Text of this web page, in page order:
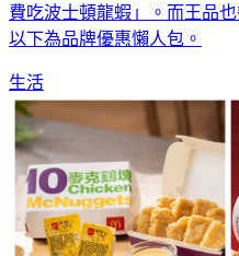
費吃波士頓龍蝦」。而王品
以下為品牌優惠懶人包。
生活